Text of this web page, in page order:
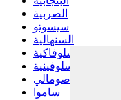
الصربية
سيسوتو
السنهالية
السلوفاكية
السلوفينية
صومالي
ساموا